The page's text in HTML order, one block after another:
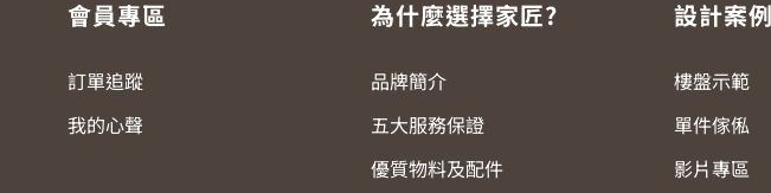
會員專區
訂單追蹤
我的心聲
為什麼選擇家匠?
品牌簡介
五大服務保證
優質物料及配件
設計案例
樓盤示範
單件傢俬
影片專區